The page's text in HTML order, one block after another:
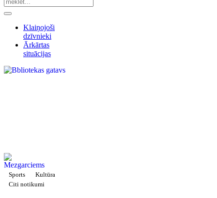
Klaiņojoši
dzīvnieki
Ārkārtas
situācijas
Sports
Kultūra
Citi notikumi